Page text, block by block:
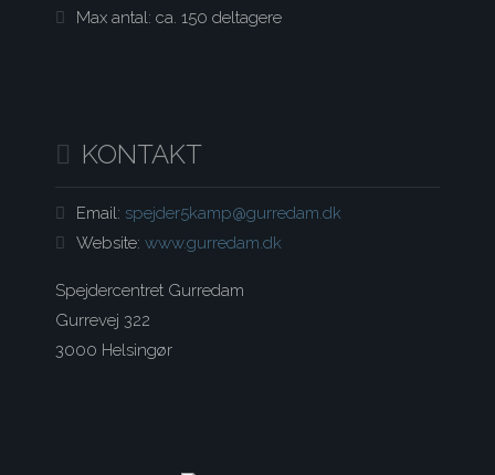
Max antal: ca. 150 deltagere
KONTAKT
Email: spejder5kamp@gurredam.dk
Website: www.gurredam.dk
Spejdercentret Gurredam
Gurrevej 322
3000 Helsingør